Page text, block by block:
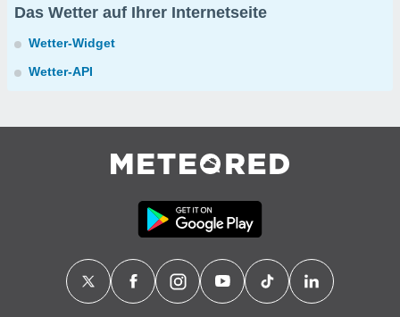
Das Wetter auf Ihrer Internetseite
Wetter-Widget
Wetter-API